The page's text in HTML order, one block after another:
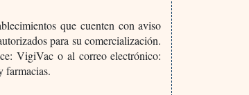
que cuenten con aviso
para su comercialización.
VigiVac o al correo electrónico:
farmacias.